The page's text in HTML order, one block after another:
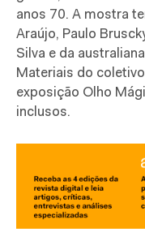
anos 70. A mostra
Araújo, Paulo
Silva e da
Materiais do
exposição Olho
inclusos.